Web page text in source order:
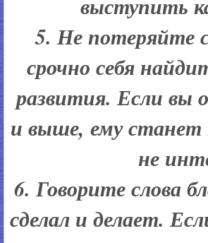
5. Не потеряйте
срочно себя
развития. Если вы
и выше, ему
не
6. Говорите слова
сделал и делает.